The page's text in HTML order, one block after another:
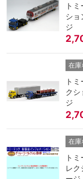
ト
ショ
ジ
在庫
ト
ク
ジ
在庫
ト
レ